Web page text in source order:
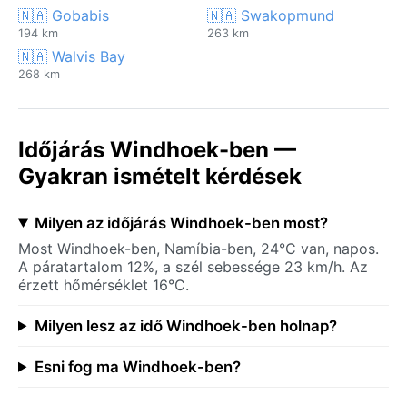
🇳🇦 Gobabis
194 km
🇳🇦 Swakopmund
263 km
🇳🇦 Walvis Bay
268 km
Időjárás Windhoek-ben —
Gyakran ismételt kérdések
Milyen az időjárás Windhoek-ben most?
Most Windhoek-ben, Namíbia-ben, 24°C van, napos.
A páratartalom 12%, a szél sebessége 23 km/h. Az
érzett hőmérséklet 16°C.
Milyen lesz az idő Windhoek-ben holnap?
Esni fog ma Windhoek-ben?